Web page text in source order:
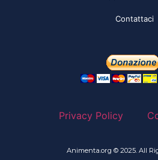
Contattaci
Privacy Policy
Animenta.org © 2025. All